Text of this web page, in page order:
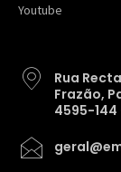
Youtube
Rua
Frazão,
4595-